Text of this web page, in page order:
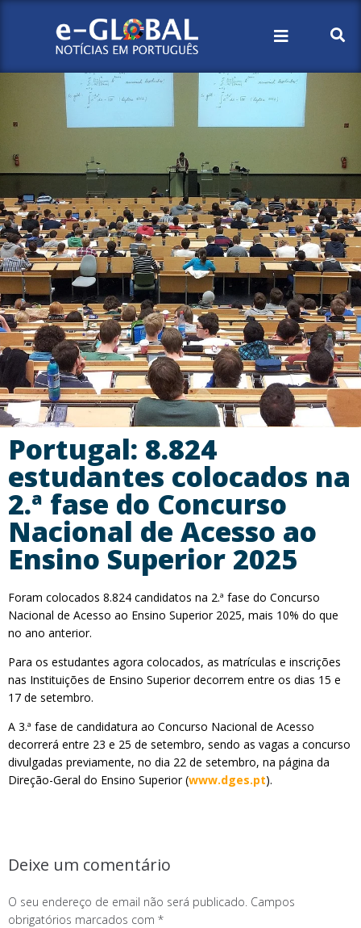
Portugal: 8.824
estudantes colocados na
2.ª fase do Concurso
Nacional de Acesso ao
Ensino Superior 2025
Foram colocados 8.824 candidatos na 2.ª fase do Concurso
Nacional de Acesso ao Ensino Superior 2025, mais 10% do que
no ano anterior.
Para os estudantes agora colocados, as matrículas e inscrições
nas Instituições de Ensino Superior decorrem entre os dias 15 e
17 de setembro.
A 3.ª fase de candidatura ao Concurso Nacional de Acesso
decorrerá entre 23 e 25 de setembro, sendo as vagas a concurso
divulgadas previamente, no dia 22 de setembro, na página da
Direção-Geral do Ensino Superior (www.dges.pt).
Deixe um comentário
O seu endereço de email não será publicado. Campos
obrigatórios marcados com *